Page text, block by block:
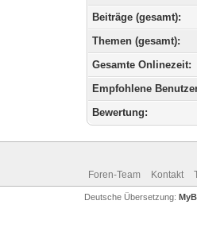
Beiträge (gesamt):
Themen (gesamt):
Gesamte Onlinezeit:
Empfohlene
Bewertung:
Foren-Team Kontakt
Deutsche Übersetzung: